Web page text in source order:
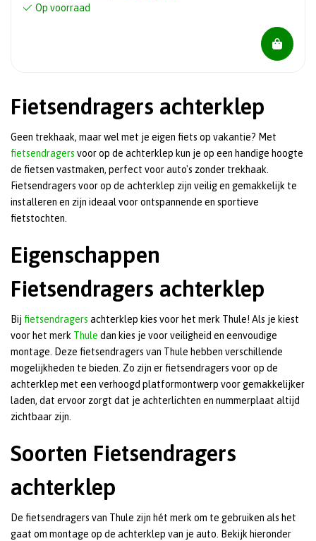
Op voorraad
Fietsendragers achterklep
Geen trekhaak, maar wel met je eigen fiets op vakantie? Met
fietsendragers voor op de achterklep kun je op een handige hoogte
de fietsen vastmaken, perfect voor auto's zonder trekhaak.
Fietsendragers voor op de achterklep zijn veilig en gemakkelijk te
installeren en zijn ideaal voor ontspannende en sportieve
fietstochten.
Eigenschappen
Fietsendragers achterklep
Bij fietsendragers achterklep kies voor het merk Thule! Als je kiest
voor het merk Thule dan kies je voor veiligheid en eenvoudige
montage. Deze fietsendragers van Thule hebben verschillende
mogelijkheden te bieden. Zo zijn er fietsendragers voor op de
achterklep met een verhoogd platformontwerp voor gemakkelijker
laden, dat ervoor zorgt dat je achterlichten en nummerplaat altijd
zichtbaar zijn.
Soorten Fietsendragers
achterklep
De fietsendragers van Thule zijn hét merk om te gebruiken als het
gaat om montage op de achterklep van je auto. Bekijk hieronder